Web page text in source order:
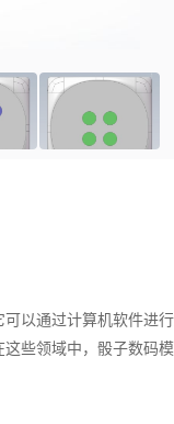
以通过计算机软件进
些领域中，骰子数码